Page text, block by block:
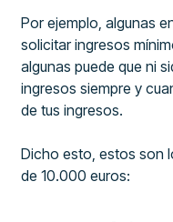
Por ejemplo, algunas
solicitar ingresos
algunas puede que ni
ingresos siempre y
de tus ingresos.
Dicho esto, estos son
de 10.000 euros: